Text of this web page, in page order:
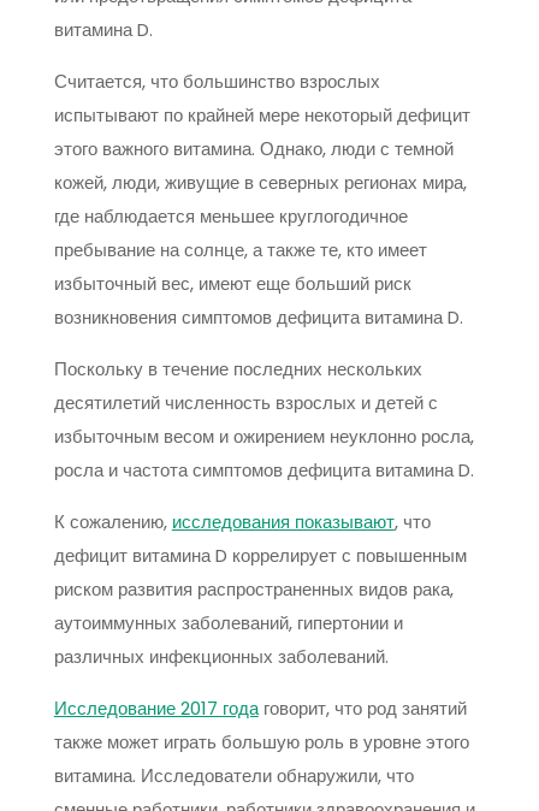
витамина D.
Считается, что большинство взрослых
испытывают по крайней мере некоторый дефицит
этого важного витамина. Однако, люди с темной
кожей, люди, живущие в северных регионах мира,
где наблюдается меньшее круглогодичное
пребывание на солнце, а также те, кто имеет
избыточный вес, имеют еще больший риск
возникновения симптомов дефицита витамина D.
Поскольку в течение последних нескольких
десятилетий численность взрослых и детей с
избыточным весом и ожирением неуклонно росла,
росла и частота симптомов дефицита витамина D.
К сожалению, исследования показывают, что
дефицит витамина D коррелирует с повышенным
риском развития распространенных видов рака,
аутоиммунных заболеваний, гипертонии и
различных инфекционных заболеваний.
Исследование 2017 годаговорит, что род занятий
также может играть большую роль в уровне этого
витамина. Исследователи обнаружили, что